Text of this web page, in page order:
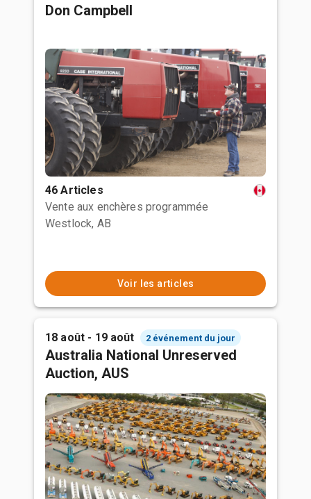
Don Campbell
46 Articles
Vente aux enchères programmée
Westlock, AB
Voir les articles
18 août - 19 août 2 événement du jour
Australia National Unreserved
Auction, AUS